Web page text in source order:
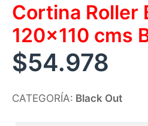
Cortina Roller
120×110 cms
$54.978
CATEGORÍA: Black Out